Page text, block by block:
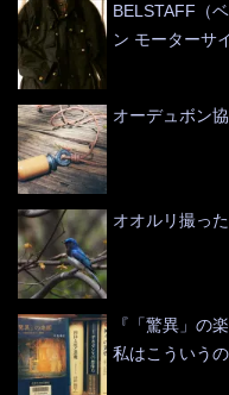
BELSTAFF（
ン モーターサ
オーデュボン
オオルリ撮った
『「驚異」
私はこういう